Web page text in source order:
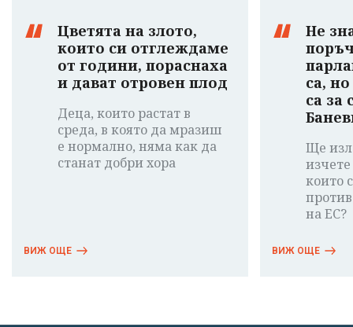
Цветята на злото,
които си отглеждаме
от години, пораснаха
и дават отровен плод
Деца, които растат в
среда, в която да мразиш
е нормално, няма как да
станат добри хора
ВИЖ ОЩЕ
Не
са,
са за
Ще
които
на ЕС?
ВИЖ ОЩЕ